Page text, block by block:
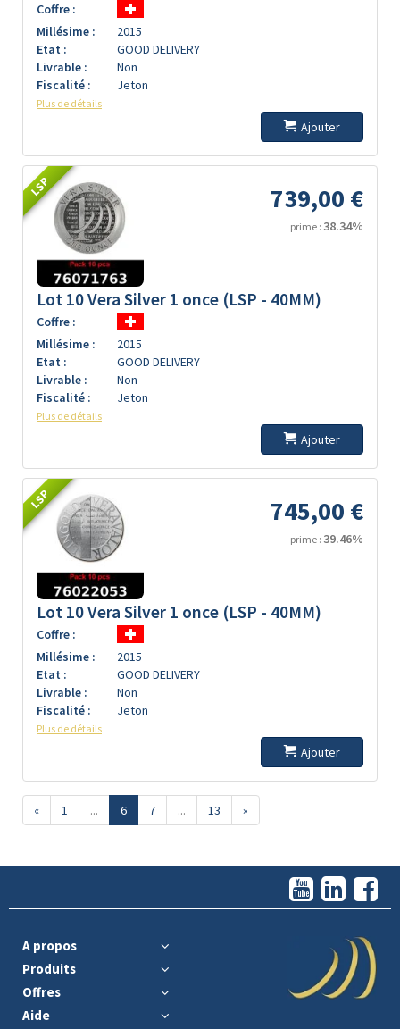
Coffre :
Millésime :
2015
Etat :
GOOD DELIVERY
Livrable :
Non
Fiscalité :
Jeton
Plus de détails
Ajouter
LSP 739,00 €
prime : 38.34%
Lot 10 Vera Silver 1 once (LSP - 40MM)
Coffre :
Millésime :
2015
Etat :
GOOD DELIVERY
Livrable :
Non
Fiscalité :
Jeton
Plus de détails
Ajouter
LSP 745,00 €
prime : 39.46%
Lot 10 Vera Silver 1 once (LSP - 40MM)
Coffre :
Millésime :
2015
Etat :
GOOD DELIVERY
Livrable :
Non
Fiscalité :
Jeton
Plus de détails
Ajouter
« 1 ... 6 7 ... 13 »
A propos
Produits
Offres
Aide